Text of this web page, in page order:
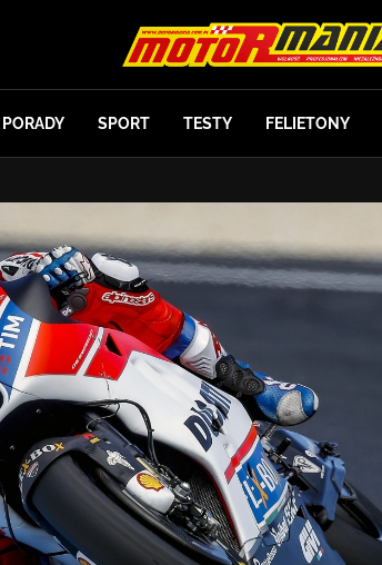
PORADY SPORT TESTY FELIETONY